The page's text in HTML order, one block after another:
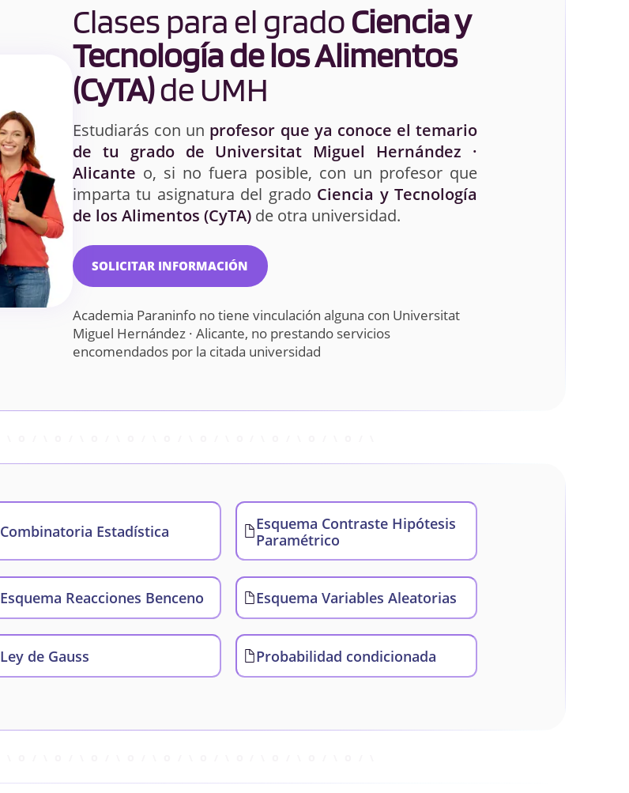
Clases para el gradoCiencia y
Tecnología de los Alimentos
(CyTA)de UMH
Estudiarás con un profesor que ya conoce el temario
de tu grado de Universitat Miguel Hernández ·
Alicante o, si no fuera posible, con un profesor que
imparta tu asignatura del grado Ciencia y Tecnología
de los Alimentos (CyTA) de otra universidad.
SOLICITAR INFORMACIÓN
Academia Paraninfo no tiene vinculación alguna con Universitat
Miguel Hernández · Alicante, no prestando servicios
encomendados por la citada universidad
Combinatoria Estadística
Esquema Contraste Hipótesis
Paramétrico
Esquema Reacciones Benceno Esquema Variables Aleatorias
Ley de Gauss Probabilidad condicionada